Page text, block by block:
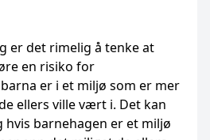
er det rimelig å tenke at
en risiko for
er i et miljø som er mer
ellers ville vært i. Det kan
barnehagen er et miljø